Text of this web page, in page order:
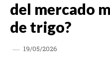
del mercado
de trigo?
19/05/2026